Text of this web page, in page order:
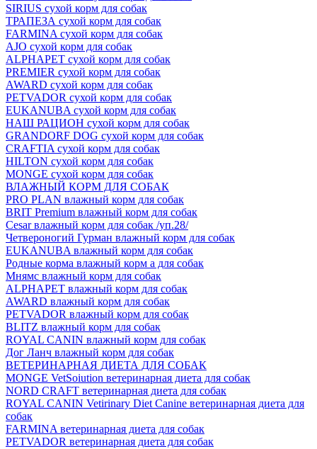
SIRIUS сухой корм для собак
ТРАПЕЗА сухой корм для собак
FARMINA сухой корм для собак
AJO сухой корм для собак
ALPHAPET сухой корм для собак
PREMIER сухой корм для собак
AWARD сухой корм для собак
PETVADOR сухой корм для собак
EUKANUBA сухой корм для собак
НАШ РАЦИОН сухой корм для собак
GRANDORF DOG сухой корм для собак
CRAFTIA сухой корм для собак
HILTON сухой корм для собак
MONGE сухой корм для собак
ВЛАЖНЫЙ КОРМ ДЛЯ СОБАК
PRO PLAN влажный корм для собак
BRIT Premium влажный корм для собак
Cesar влажный корм для собак /уп.28/
Четвероногий Гурман влажный корм для собак
EUKANUBA влажный корм для собак
Родные корма влажный корм а для собак
Мнямс влажный корм для собак
ALPHAPET влажный корм для собак
AWARD влажный корм для собак
PETVADOR влажный корм для собак
BLITZ влажный корм для собак
ROYAL CANIN влажный корм для собак
Дог Ланч влажный корм для собак
ВЕТЕРИНАРНАЯ ДИЕТА ДЛЯ СОБАК
MONGE VetSoiution ветеринарная диета для собак
NORD CRAFT ветеринарная диета для собак
ROYAL CANIN Vetirinary Diet Canine ветеринарная диета для
собак
FARMINA ветеринарная диета для собак
PETVADOR ветеринарная диета для собак